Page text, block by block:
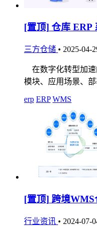
[置顶] 仓库 ERP
三方仓储 • 2025-04-
在数字化转型加速
模块、应用场景、
erp ERP WMS
[置顶] 跨境WMS
行业资讯 • 2024-07-